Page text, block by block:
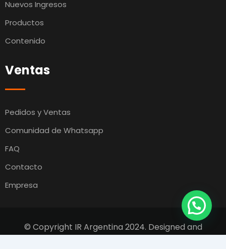
Nuevos Ingresos
Productos
Contenido
Ventas
Pedidos y Ventas
Comunidad de Whatsapp
FAQ
Contacto
Empresa
© Copyright IR Argentina 2024. Designed and